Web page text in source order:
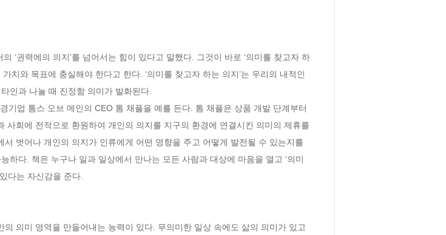
‘권력에의 의지’를 넘어서는 힘이 있다고 말했다. 그것이 바로 ‘의미를 찾고자 하
치와 목표에 충실해야 한다고 한다. ‘의미를 찾고자 하는 의지’는 우리의 내적인
인과 나눌 때 진정함 의미가 발화된다.
기업 톰스 오브 메인의 CEO 톰 채플을 예를 든다. 톰 채플은 상품 개발 단계부터
회에 전적으로 환원하여 개인의 의지를 지구의 환경에 연결시킨 의미의 제휴를
서 벗어나 개인의 의지가 인류에게 어떤 영향을 주고 어떻게 발전될 수 있는지를
하다. 책은 누구나 일과 일상에서 만나는 모든 사람과 대상에 마음을 열고 ‘의미
다는 자신감을 준다.